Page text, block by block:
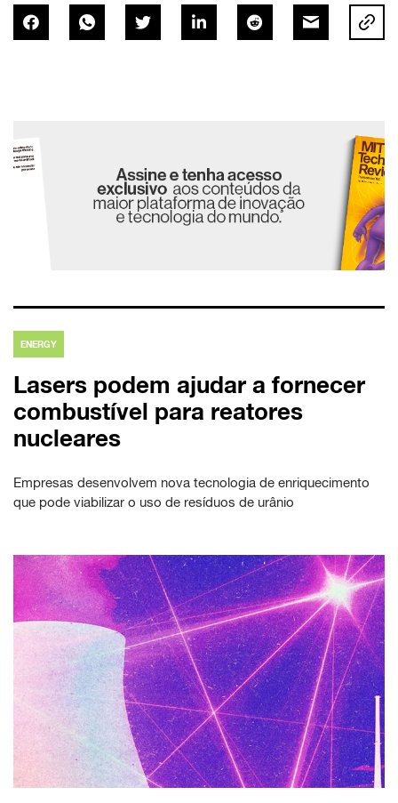
ENERGY
Lasers podem ajudar a fornecer
combustível para reatores
nucleares
Empresas desenvolvem nova tecnologia de enriquecimento
que pode viabilizar o uso de resíduos de urânio